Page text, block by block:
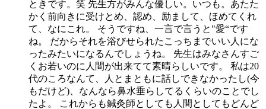
ときです。笑 先生方がみんな優しい。いつも。あたた
かく前向きに受けとめ、認め、励まして、ほめてくれ
て、なにこれ。 そうですね、一言で言うと"愛“です
ね。 だからそれを浴びせられたこっちまでいい人にな
ったみたいになるんでしょうね。 先生はみなさんすご
くお若いのに人間が出来てて素晴らしいです。 私は20
代のころなんて、人とまともに話しできなかったし(今
もだけど)、なんなら鼻水垂らしてるくらいのことでし
たよ。 これからも鍼灸師としても人間としてもどんど